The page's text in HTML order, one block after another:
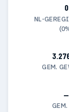
0
NL-
GEM.
—
GEM.